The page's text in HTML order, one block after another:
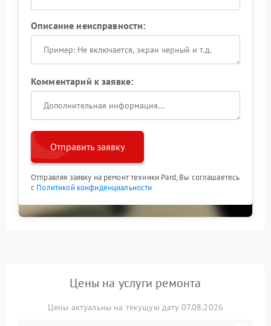
Описание неисправности:
Комментарий к заявке:
Отправить заявку
Отправляя заявку на ремонт техники Pard, Вы соглашаетесь
с Политикой конфиденциальности
Цены на услуги ремонта
Цены актуальны на текущую дату 07.08.2026